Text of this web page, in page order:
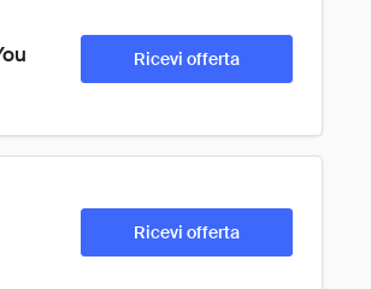
Ricevi offerta
Ricevi offerta